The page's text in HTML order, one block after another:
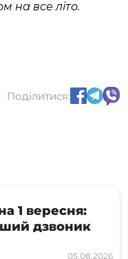
на все літо.
Поділитися:
1 вересня:
дзвоник
05.08.2026